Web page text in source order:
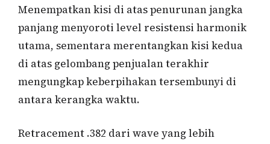
Menempatkan kisi di atas penurunan jangka
panjang menyoroti level resistensi harmonik
utama, sementara merentangkan kisi kedua
di atas gelombang penjualan terakhir
mengungkap keberpihakan tersembunyi di
antara kerangka waktu.
Retracement .382 dari wave yang lebih